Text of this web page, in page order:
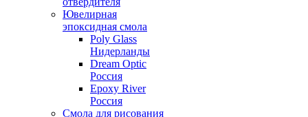
Ювелирная
эпоксидная смола
Poly Glass
Нидерланды
Dream Optic
Россия
Epoxy River
Россия
Смола для рисования